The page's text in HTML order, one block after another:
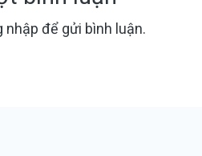
nhập để gửi bình luận.